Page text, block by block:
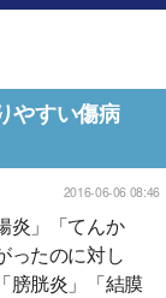
やすい傷病
2016-06-06 08:46
炎」「てんか
ったのに対し
膀胱炎」「結膜